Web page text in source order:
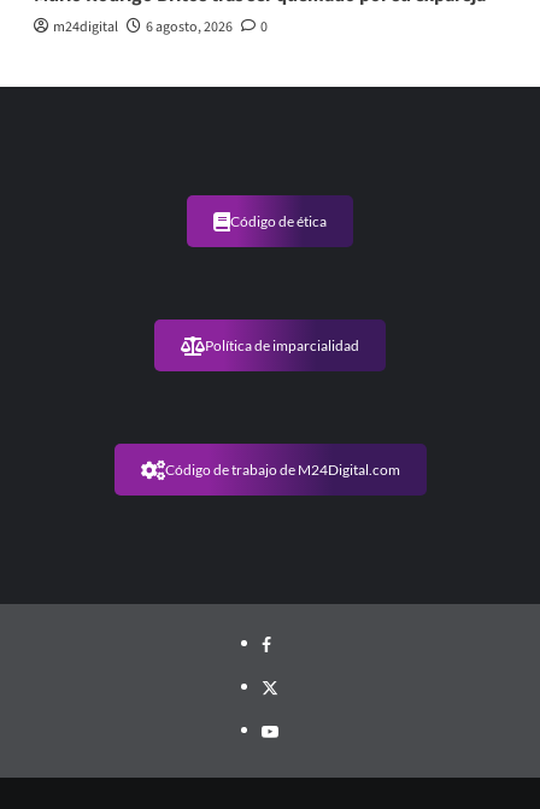
m24digital 6 agosto, 2026 0
Código de ética
Política de imparcialidad
Código de trabajo de M24Digital.com